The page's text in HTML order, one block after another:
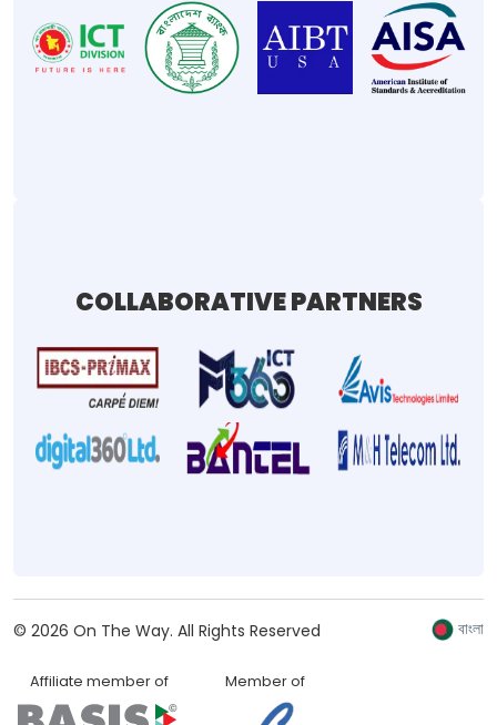
COLLABORATIVE PARTNERS
© 2026 On The Way. All Rights Reserved বাংলা
Affiliate member of Member of